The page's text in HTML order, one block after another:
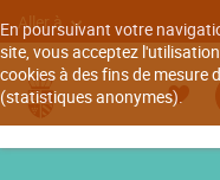
En poursuivant votre
site, vous acceptez
cookies à des fins de mesure
(statistiques anonymes).
Aller à